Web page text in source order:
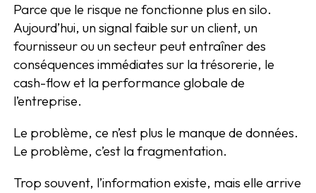
Parce que le risque ne fonctionne plus en silo.
Aujourd’hui, un signal faible sur un client, un
fournisseur ou un secteur peut entraîner des
conséquences immédiates sur la trésorerie, le
cash-flow et la performance globale de
l’entreprise.
Le problème, ce n’est plus le manque de données.
Le problème, c’est la fragmentation.
Trop souvent, l’information existe, mais elle arrive